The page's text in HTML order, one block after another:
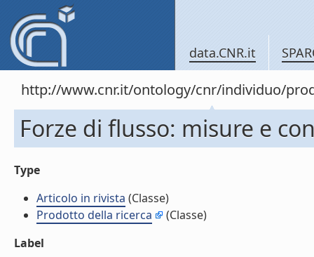
data.CNR.it
http://www.cnr.it/ontology/cnr/individuo/
Forze di flusso: misure e
Type
Articolo in rivista (Classe)
Prodotto della ricerca
(Classe)
Label